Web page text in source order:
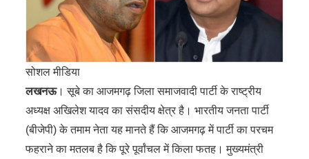
सोशल मीडिया
लखनऊ। सूबे का आजमगढ़ जिला समाजवादी पार्टी के राष्ट्रीय
अध्यक्ष अखिलेश यादव का संसदीय क्षेत्र है। भारतीय जनता पार्टी
(बीजेपी) के तमाम नेता यह मानते हैं कि आजमगढ़ में पार्टी का परचम
फहराने का मतलब है कि पूरे पूर्वांचल में किला फतह। मुख्यमंत्री